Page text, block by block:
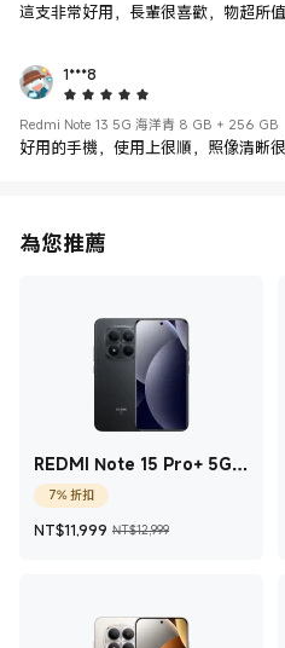
這支非常好用，長輩很喜歡，物超所值
1***8
5 Star
Redmi Note 13 5G 海洋青 8 GB + 256 GB
好用的手機，使用上很順，照像清晰很
為您推薦
REDMI Note 15 Pro+ 5G
玄夜黑 12 GB + 512 GB
7% 折扣
NT$11,999 現價 NT$11,999
NT$12,999銷售價格